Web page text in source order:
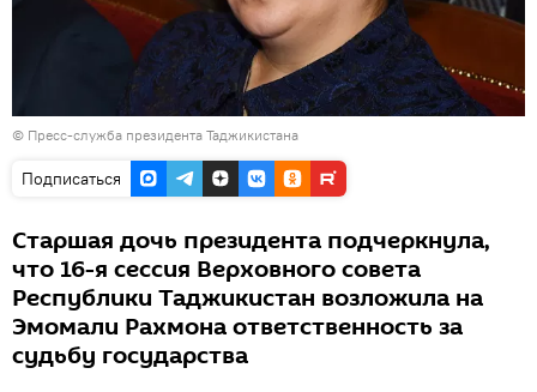
© Пресс-служба президента Таджикистана
Подписаться
Старшая дочь президента подчеркнула,
что 16-я сессия Верховного совета
Республики Таджикистан возложила на
Эмомали Рахмона ответственность за
судьбу государства